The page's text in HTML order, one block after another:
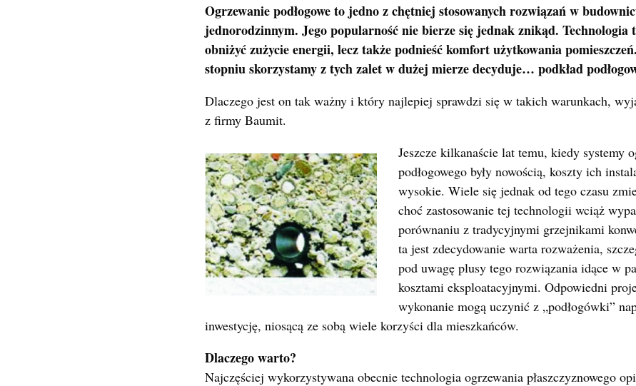
Ogrzewanie podłogowe to jedno z chętniej stosowanych rozwiązań w
jednorodzinnym. Jego popularność nie bierze się jednak znikąd. Technologia
obniżyć zużycie energii, lecz także podnieść komfort użytkowania
stopniu skorzystamy z tych zalet w dużej mierze decyduje… podkład
Dlaczego jest on tak ważny i który najlepiej sprawdzi się w takich warunkach,
z firmy Baumit.
Jeszcze kilkanaście lat temu, kiedy systemy
podłogowego były nowością, koszty ich
wysokie. Wiele się jednak od tego czasu
choć zastosowanie tej technologii wciąż
porównaniu z tradycyjnymi grzejnikami
ta jest zdecydowanie warta rozważenia,
pod uwagę plusy tego rozwiązania idące w
kosztami eksploatacyjnymi. Odpowiedni
wykonanie mogą uczynić z „podłogówki”
inwestycję, niosącą ze sobą wiele korzyści dla mieszkańców.
Dlaczego warto?
Najczęściej wykorzystywana obecnie technologia ogrzewania płaszczyznowego